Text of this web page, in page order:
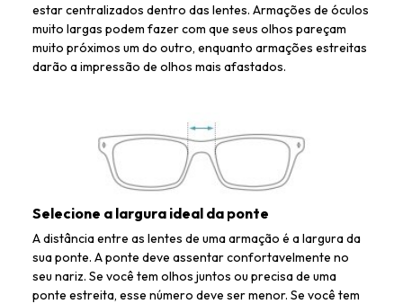
estar centralizados dentro das lentes. Armações de óculos
muito largas podem fazer com que seus olhos pareçam
muito próximos um do outro, enquanto armações estreitas
darão a impressão de olhos mais afastados.
Selecione a largura ideal da ponte
A distância entre as lentes de uma armação é a largura da
sua ponte. A ponte deve assentar confortavelmente no
seu nariz. Se você tem olhos juntos ou precisa de uma
ponte estreita, esse número deve ser menor. Se você tem